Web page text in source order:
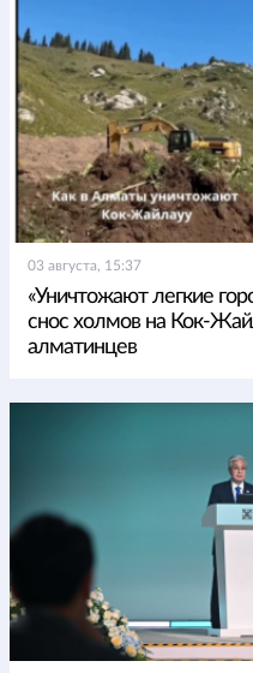
03 августа, 15:37
«Уничтожают легкие
снос холмов на Кок-
алматинцев